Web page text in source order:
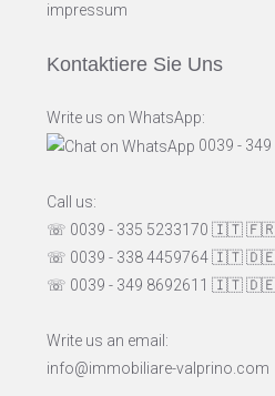
impressum
Kontaktiere Sie Uns
Write us on WhatsApp:
0039 - 349
Call us:
☏ 0039 - 335 5233170 🇮🇹
☏ 0039 - 338 4459764🇮🇹
☏ 0039 - 349 8692611 🇮🇹
Write us an email:
info@immobiliare-valprino.com